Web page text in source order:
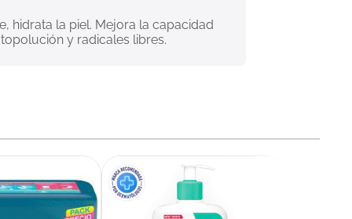
hidrata la piel. Mejora la capacidad
y radicales libres.